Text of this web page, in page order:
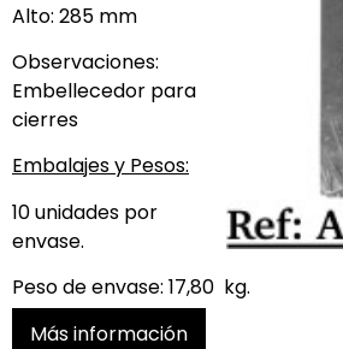
Alto: 285 mm
Observaciones:
Embellecedor para
cierres
Embalajes y Pesos:
10 unidades por
envase.
Peso de envase: 17,80 kg.
Más información